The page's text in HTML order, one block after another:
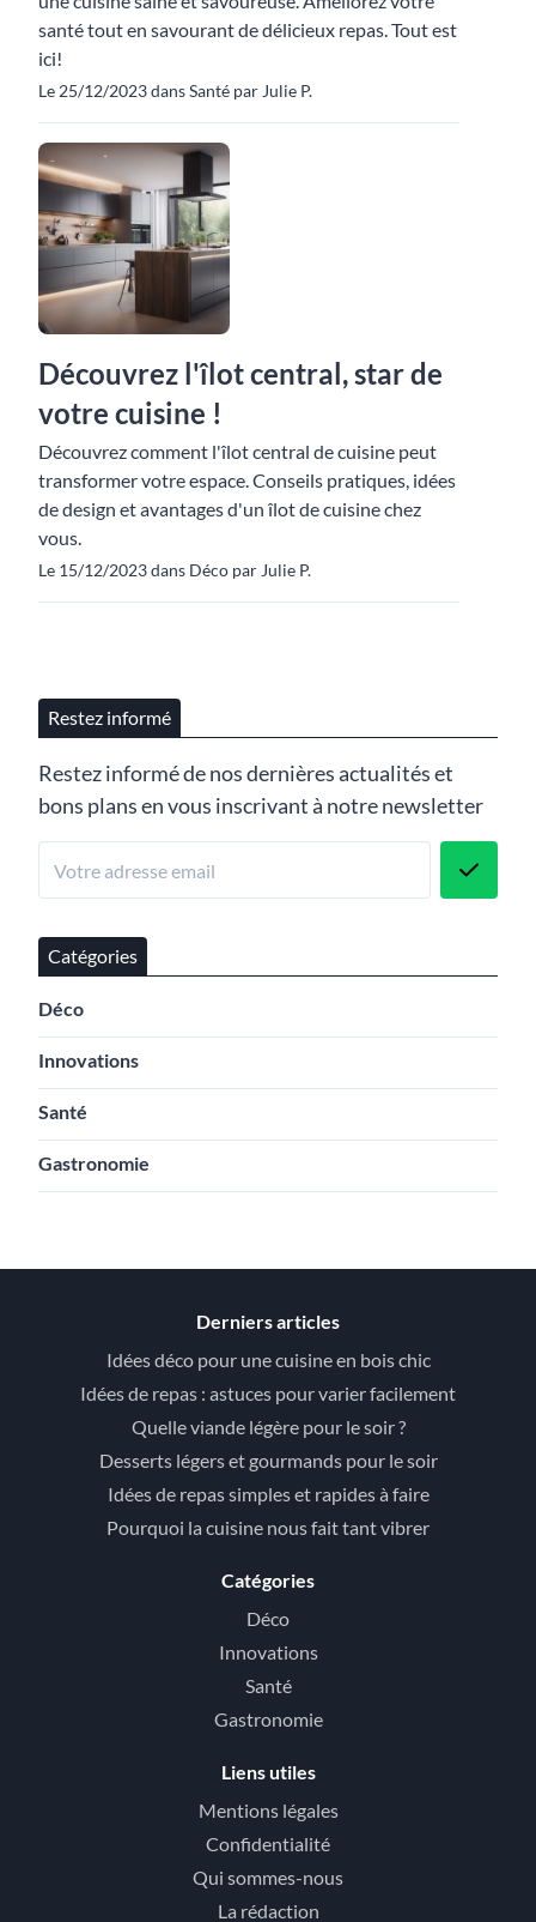
santé tout en savourant de délicieux repas. Tout est
ici!
Le 25/12/2023 dans Santé par Julie P.
Découvrez l'îlot central, star de
votre cuisine !
Découvrez comment l'îlot central de cuisine peut
transformer votre espace. Conseils pratiques, idées
de design et avantages d'un îlot de cuisine chez
vous.
Le 15/12/2023 dans Déco par Julie P.
Restez informé
Restez informé de nos dernières actualités et
bons plans en vous inscrivant à notre newsletter
Catégories
Déco
Innovations
Santé
Gastronomie
Derniers articles
Idées déco pour une cuisine en bois chic
Idées de repas : astuces pour varier facilement
Quelle viande légère pour le soir ?
Desserts légers et gourmands pour le soir
Idées de repas simples et rapides à faire
Pourquoi la cuisine nous fait tant vibrer
Catégories
Déco
Innovations
Santé
Gastronomie
Liens utiles
Mentions légales
Confidentialité
Qui sommes-nous
La rédaction